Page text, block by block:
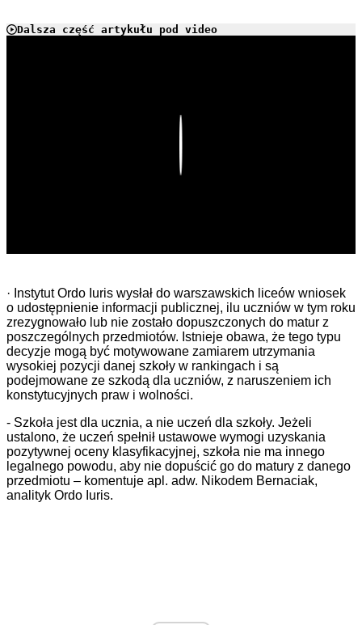
Dalsza część artykułu pod video
· Instytut Ordo Iuris wysłał do warszawskich liceów wniosek
o udostępnienie informacji publicznej, ilu uczniów w tym roku
zrezygnowało lub nie zostało dopuszczonych do matur z
poszczególnych przedmiotów. Istnieje obawa, że tego typu
decyzje mogą być motywowane zamiarem utrzymania
wysokiej pozycji danej szkoły w rankingach i są
podejmowane ze szkodą dla uczniów, z naruszeniem ich
konstytucyjnych praw i wolności.
- Szkoła jest dla ucznia, a nie uczeń dla szkoły. Jeżeli
ustalono, że uczeń spełnił ustawowe wymogi uzyskania
pozytywnej oceny klasyfikacyjnej, szkoła nie ma innego
legalnego powodu, aby nie dopuścić go do matury z danego
przedmiotu – komentuje apl. adw. Nikodem Bernaciak,
analityk Ordo Iuris.